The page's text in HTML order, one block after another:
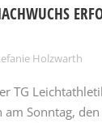
Holzwarth
TG
am Sonntag,